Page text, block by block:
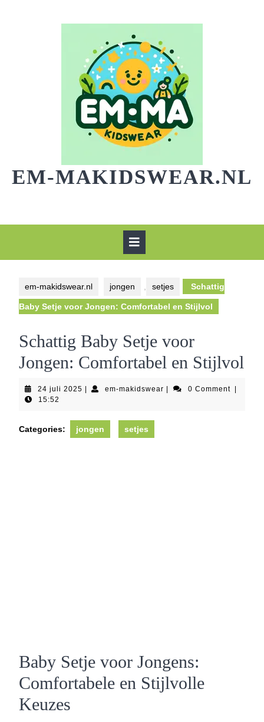
EM-MAKIDSWEAR.NL
em-makidswear.nl jongen setjes Schattig
Baby Setje voor Jongen: Comfortabel en Stijlvol
Schattig Baby Setje voor
Jongen: Comfortabel en Stijlvol
24 juli 2025 24
em-makidswear em-
0 Comment
15:52
Categories: jongen setjes
Baby Setje voor Jongens:
Comfortabele en Stijlvolle
Keuzes